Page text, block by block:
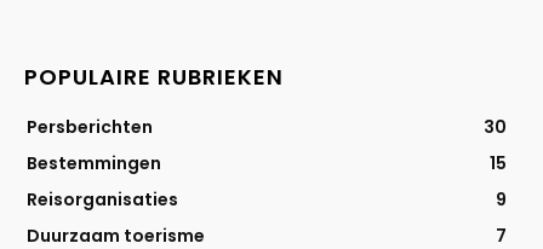
POPULAIRE RUBRIEKEN
Persberichten
30
Bestemmingen
15
Reisorganisaties
9
Duurzaam toerisme
7